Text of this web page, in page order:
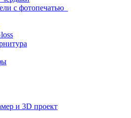
с фотопечатью
и 3D проект